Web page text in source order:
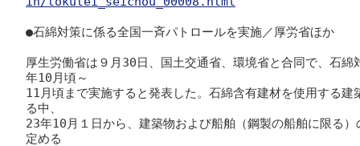
●石綿対策に係る全国一斉パトロールを実施／厚労省ほか
厚生労働省は９月30日、国土交通省、環境省と合同で、石
年10月頃～
11月頃まで実施すると発表した。石綿含有建材を使用する
る中、
23年10月１日から、建築物および船舶（鋼製の船舶に限る
定める